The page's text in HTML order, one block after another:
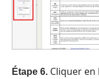
Étape 6. Cliquer